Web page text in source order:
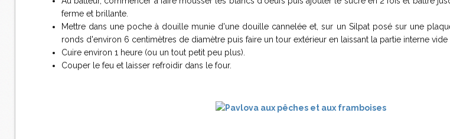
ferme et brillante.
Mettre dans une poche à douille munie d'une douille cannelée et, sur un Silpat posé sur une
ronds d'environ 6 centimètres de diamètre puis faire un tour extérieur en laissant la partie interne
Cuire environ 1 heure (ou un tout petit peu plus).
Couper le feu et laisser refroidir dans le four.